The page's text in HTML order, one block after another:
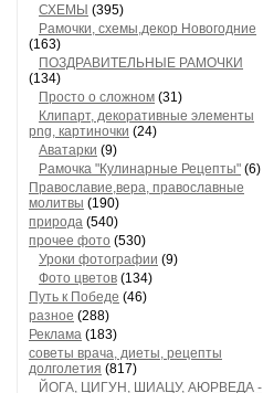
СХЕМЫ (395)
Рамочки, схемы,декор Новогодние
(163)
ПОЗДРАВИТЕЛЬНЫЕ РАМОЧКИ
(134)
Просто о сложном (31)
Клипарт, декоративные элементы
png, картиночки (24)
Аватарки (9)
Рамочка "Кулинарные Рецепты" (6)
Православие,вера, православные
молитвы (190)
природа (540)
прочее фото (530)
Уроки фотографии (9)
Фото цветов (134)
Путь к Победе (46)
разное (288)
Реклама (183)
советы врача, диеты, рецепты
долголетия (817)
ЙОГА, ЦИГУН, ШИАЦУ, АЮРВЕДА -